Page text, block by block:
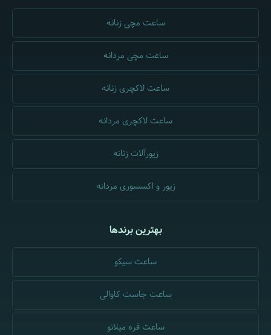
ساعت مچی زنانه
ساعت مچی مردانه
ساعت لاکچری زنانه
ساعت لاکچری مردانه
زیورآلات زنانه
زیور و اکسسوری مردانه
بهترین برندها
ساعت سیکو
ساعت جاست کاوالی
ساعت فره میلانو